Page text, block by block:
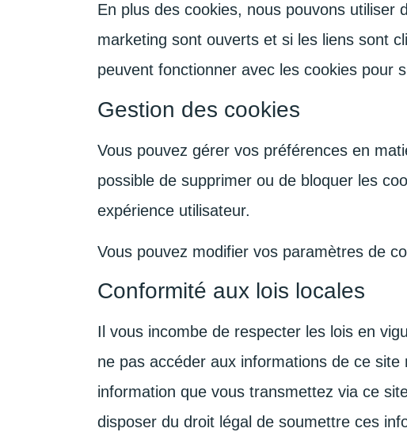
En plus des cookies, nous pouvons utiliser
marketing sont ouverts et si les liens sont
peuvent fonctionner avec les cookies pour
Gestion des cookies
Vous pouvez gérer vos préférences en
possible de supprimer ou de bloquer les
expérience utilisateur.
Vous pouvez modifier vos paramètres de
Conformité aux lois locales
Il vous incombe de respecter les lois en
ne pas accéder aux informations de ce
information que vous transmettez via ce
disposer du droit légal de soumettre ces